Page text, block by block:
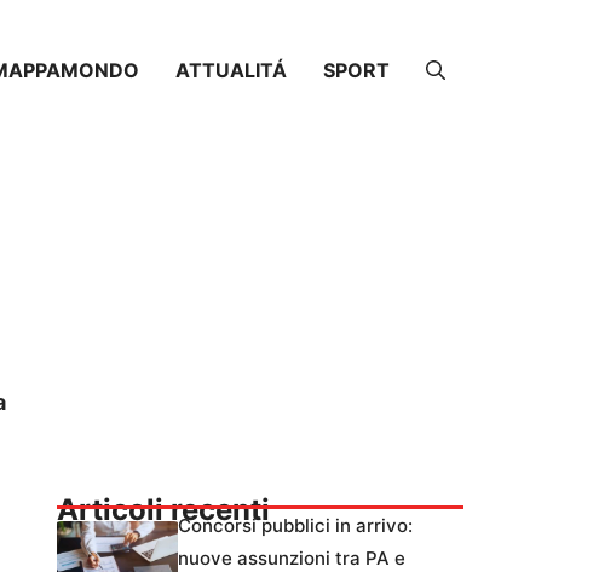
ATTUALITÁ SPORT
Articoli recentiConcorsi pubblici in arrivo:
nuove assunzioni tra PA e